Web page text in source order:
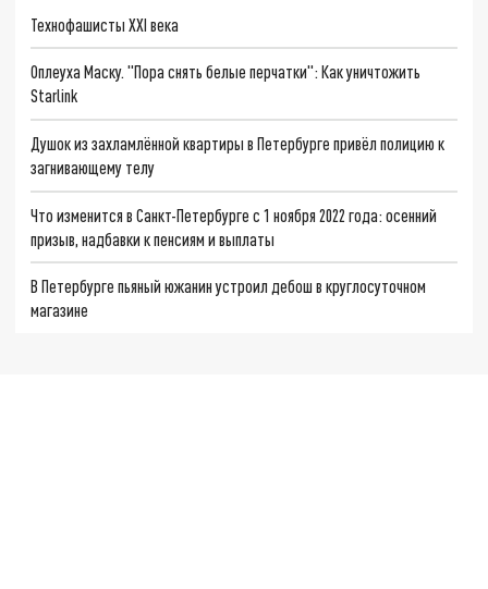
Технофашисты XXI века
Оплеуха Маску. "Пора снять белые перчатки": Как уничтожить
Starlink
Душок из захламлённой квартиры в Петербурге привёл полицию к
загнивающему телу
Что изменится в Санкт-Петербурге с 1 ноября 2022 года: осенний
призыв, надбавки к пенсиям и выплаты
В Петербурге пьяный южанин устроил дебош в круглосуточном
магазине